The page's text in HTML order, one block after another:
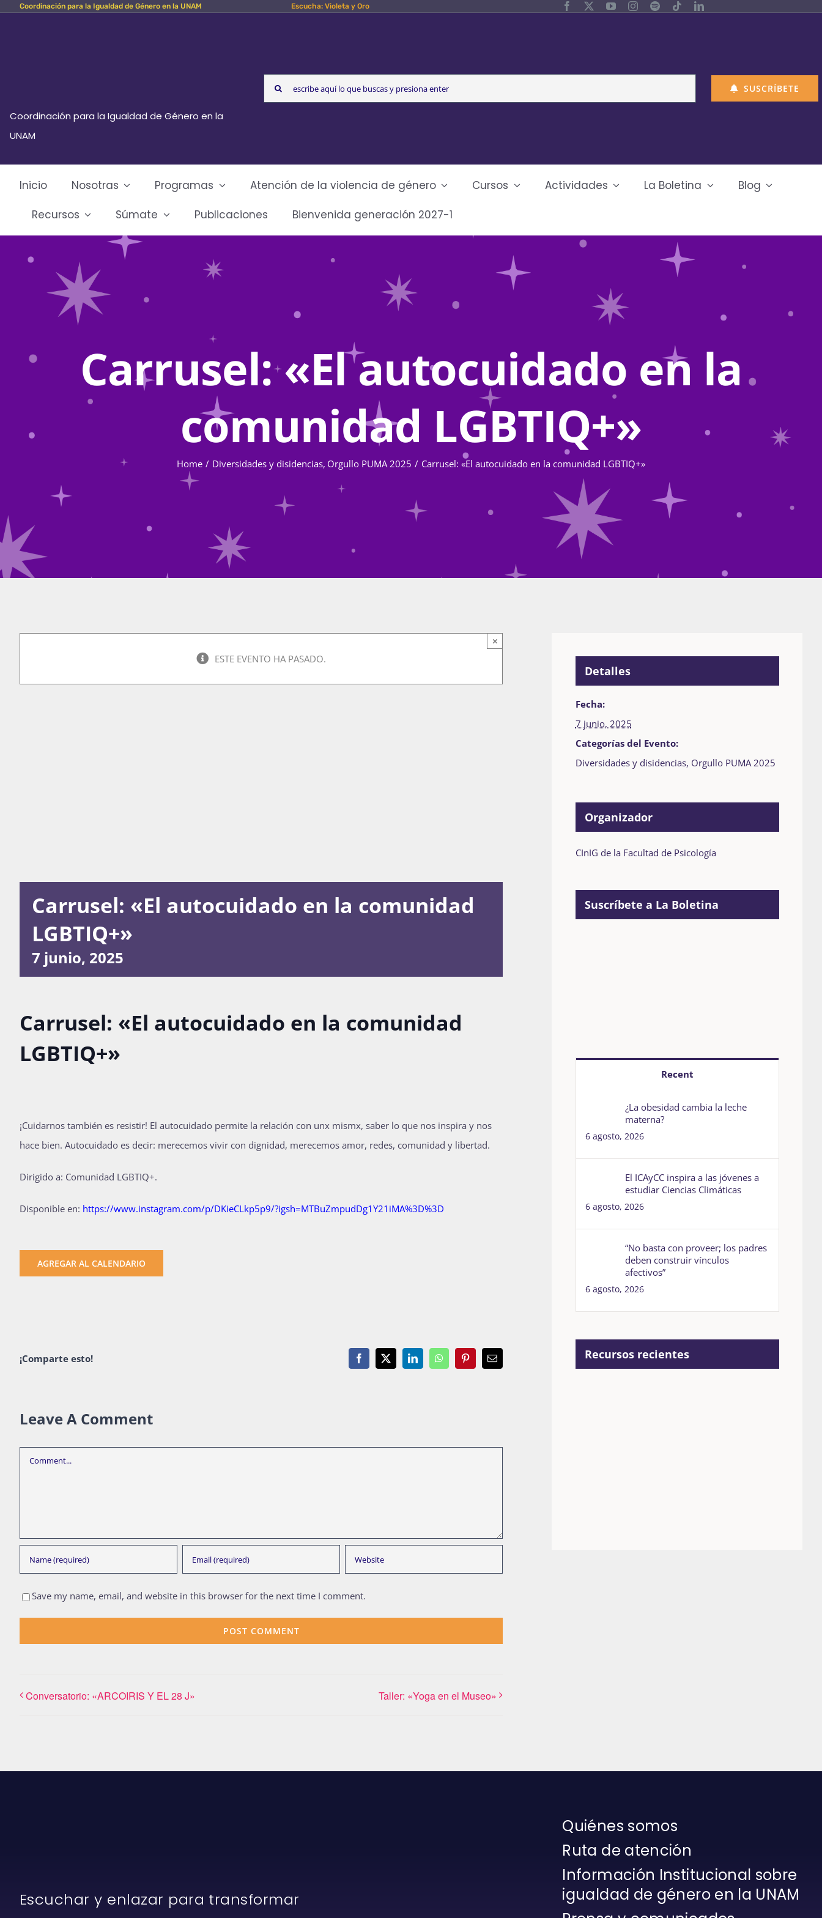
Skip Coordinación para la Igualdad de Género en la UNAM Escucha: Violeta y Oro
Coordinación para la Igualdad de Género en la
UNAM
Search
for:
SUSCRÍBETE
Inicio Nosotras Programas Atención de la violencia de género Cursos Actividades La Boletina
Blog
Recursos
Súmate Publicaciones Bienvenida generación 2027-1
Carrusel: «El autocuidado en la
comunidad LGBTIQ+»
Home Diversidades y disidencias Orgullo PUMA 2025 Carrusel: «El autocuidado en la comunidad LGBTIQ+»
ESTE EVENTO HA PASADO.
×
Carrusel: «El autocuidado en la comunidad
LGBTIQ+»
7 junio, 2025
Carrusel: «El autocuidado en la comunidad
LGBTIQ+»
¡Cuidarnos también es resistir! El autocuidado permite la relación con unx mismx, saber lo que nos inspira y nos
hace bien. Autocuidado es decir: merecemos vivir con dignidad, merecemos amor, redes, comunidad y libertad.
Dirigido a: Comunidad LGBTIQ+.
Disponible en: https://www.instagram.com/p/DKieCLkp5p9/?igsh=MTBuZmpudDg1Y21iMA%3D%3D
AGREGAR AL CALENDARIO
¡Comparte esto! Facebook
X LinkedInWhatsAppPinterestEmail
Leave A Comment
Comment
Save my name, email, and website in this browser for the next time I comment.
Conversatorio: «ARCOIRIS Y EL 28 J» Taller: «Yoga en el Museo»
Detalles
Fecha:
7 junio, 2025
Categorías del Evento:
Diversidades y disidencias, Orgullo PUMA 2025
Organizador
CInIG de la Facultad de Psicología
Suscríbete a La Boletina
Recent
¿La obesidad cambia la leche
materna?
6 agosto, 2026
El ICAyCC inspira a las jóvenes a
estudiar Ciencias Climáticas
6 agosto, 2026
“No basta con proveer; los padres
deben construir vínculos
afectivos”
6 agosto, 2026
Recursos recientes
Escuchar y enlazar para transformar
Quiénes somos
Ruta de atención
Información Institucional sobre
igualdad de género en la UNAM